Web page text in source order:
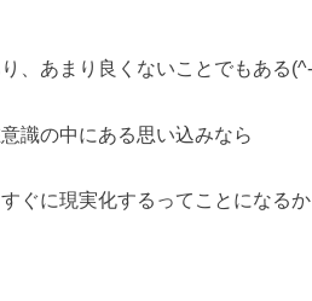
、あまり良くないことでもある
識の中にある思い込みなら
ぐに現実化するってことになるか